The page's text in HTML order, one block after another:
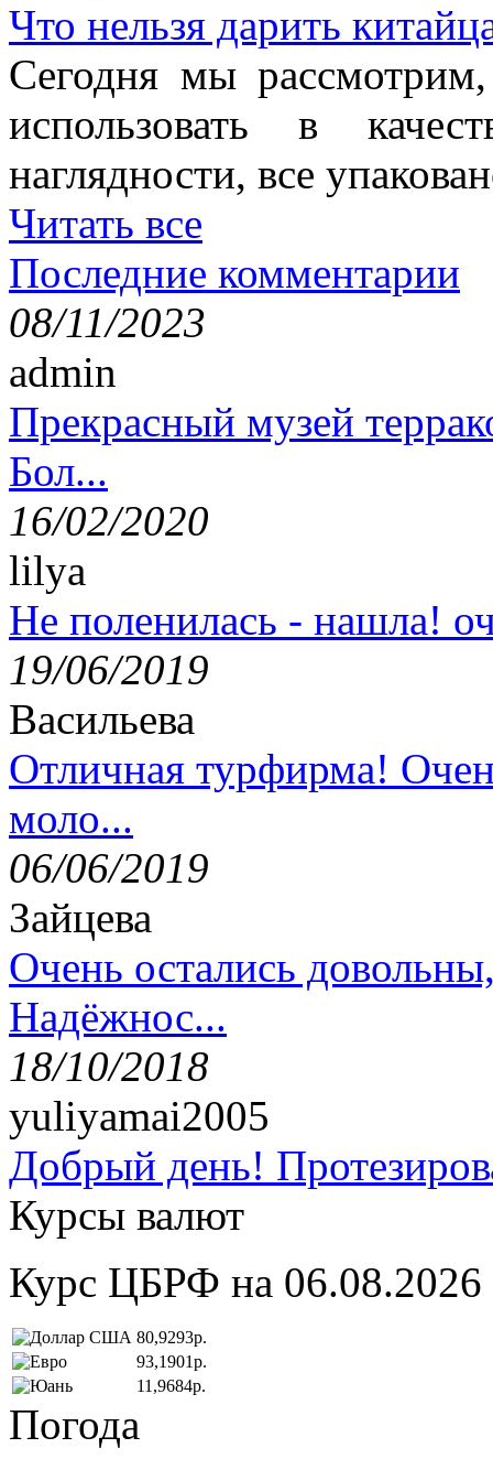
Что нельзя дарить
Сегодня мы
использовать в
наглядности, все
Читать все
Последние комментарии
08/11/2023
admin
Прекрасный музей
Бол...
16/02/2020
lilya
Не поленилась - нашла!
19/06/2019
Васильева
Отличная турфирма!
моло...
06/06/2019
Зайцева
Очень остались
Надёжнос...
18/10/2018
yuliyamai2005
Добрый день!
Курсы валют
Курс ЦБРФ на 06.08.2026
80,9293р.
93,1901р.
11,9684р.
Погода